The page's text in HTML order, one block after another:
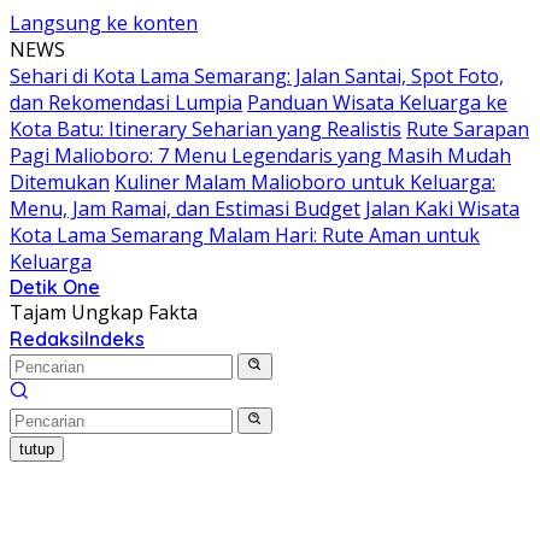
Langsung ke konten
NEWS
Sehari di Kota Lama Semarang: Jalan Santai, Spot Foto,
dan Rekomendasi Lumpia Panduan Wisata Keluarga ke
Kota Batu: Itinerary Seharian yang Realistis Rute Sarapan
Pagi Malioboro: 7 Menu Legendaris yang Masih Mudah
Ditemukan Kuliner Malam Malioboro untuk Keluarga:
Menu, Jam Ramai, dan Estimasi Budget Jalan Kaki Wisata
Kota Lama Semarang Malam Hari: Rute Aman untuk
Keluarga
Detik One
Tajam Ungkap Fakta
RedaksiIndeks
tutup